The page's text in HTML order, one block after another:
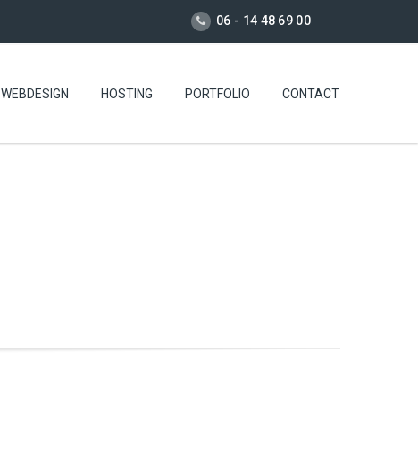
06 - 14 48 69 00
WEBDESIGN HOSTING PORTFOLIO CONTACT